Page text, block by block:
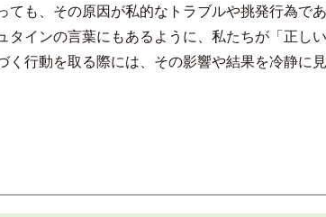
も、その原因が私的なトラブルや挑発行為で
インの言葉にもあるように、私たちが「正し
行動を取る際には、その影響や結果を冷静に